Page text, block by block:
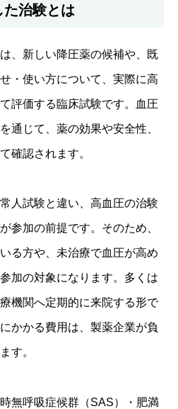
治験とは
、新しい降圧薬の候補や、既
・使い方について、実際に高
評価する臨床試験です。血圧
通じて、薬の効果や安全性、
確認されます。
人試験と違い、高血圧の治験
参加の前提です。そのため、
る方や、未治療で血圧が高め
加の対象になります。多くは
機関へ定期的に来院する形で
かかる費用は、製薬企業が負
す。
無呼吸症候群（SAS）・肥満